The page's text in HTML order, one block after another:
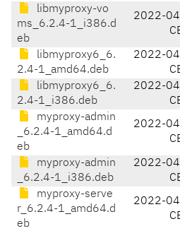
libmyproxy-vo
ms_6.2.4-1_i386.d
eb
2022-
libmyproxy6_6.
2.4-1_amd64.deb
2022-
libmyproxy6_6.
2.4-1_i386.deb
2022-
myproxy-admin
_6.2.4-1_amd64.d
eb
2022-
myproxy-admin
_6.2.4-1_i386.deb
2022-
myproxy-serve
r_6.2.4-1_amd64.d
eb
2022-